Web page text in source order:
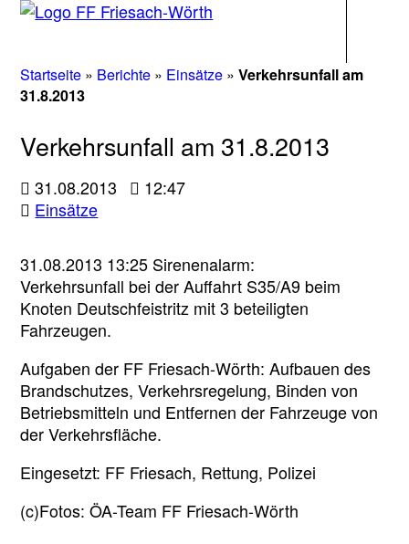
Startseite » Berichte » Einsätze »Verkehrsunfall am
31.8.2013
Verkehrsunfall am 31.8.2013
31.08.2013
12:47
Einsätze
31.08.2013 13:25 Sirenenalarm:
Verkehrsunfall bei der Auffahrt S35/A9 beim
Knoten Deutschfeistritz mit 3 beteiligten
Fahrzeugen.
Aufgaben der FF Friesach-Wörth: Aufbauen des
Brandschutzes, Verkehrsregelung, Binden von
Betriebsmitteln und Entfernen der Fahrzeuge von
der Verkehrsfläche.
Eingesetzt: FF Friesach, Rettung, Polizei
(c)Fotos: ÖA-Team FF Friesach-Wörth